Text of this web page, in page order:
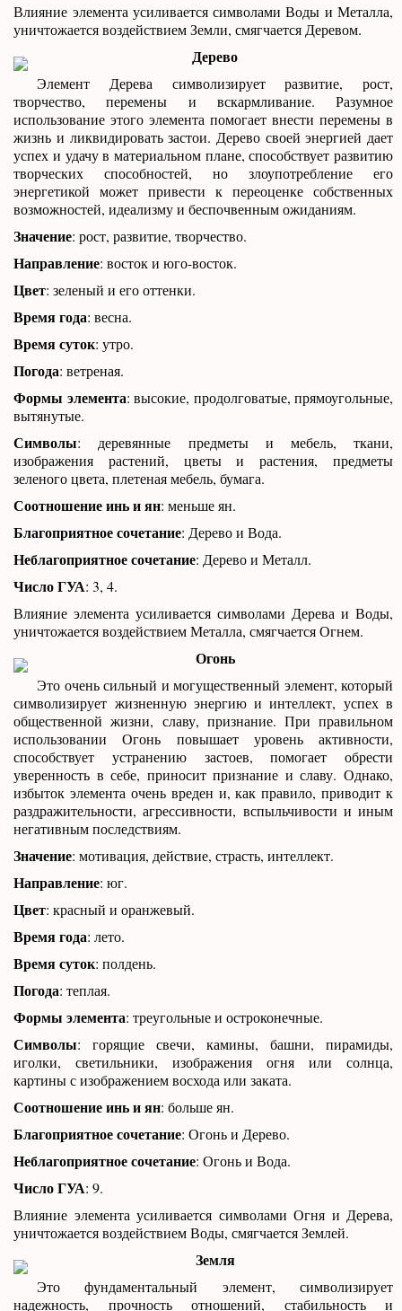
Влияние элемента усиливается символами Воды и Металла,
уничтожается воздействием Земли, смягчается Деревом.
Дерево
Элемент Дерева символизирует развитие, рост,
творчество, перемены и вскармливание. Разумное
использование этого элемента помогает внести перемены в
жизнь и ликвидировать застои. Дерево своей энергией дает
успех и удачу в материальном плане, способствует развитию
творческих способностей, но злоупотребление его
энергетикой может привести к переоценке собственных
возможностей, идеализму и беспочвенным ожиданиям.
Значение: рост, развитие, творчество.
Направление: восток и юго-восток.
Цвет: зеленый и его оттенки.
Время года: весна.
Время суток: утро.
Погода: ветреная.
Формы элемента: высокие, продолговатые, прямоугольные,
вытянутые.
Символы: деревянные предметы и мебель, ткани,
изображения растений, цветы и растения, предметы
зеленого цвета, плетеная мебель, бумага.
Соотношение инь и ян: меньше ян.
Благоприятное сочетание: Дерево и Вода.
Неблагоприятное сочетание: Дерево и Металл.
Число ГУА: 3, 4.
Влияние элемента усиливается символами Дерева и Воды,
уничтожается воздействием Металла, смягчается Огнем.
Огонь
Это очень сильный и могущественный элемент, который
символизирует жизненную энергию и интеллект, успех в
общественной жизни, славу, признание. При правильном
использовании Огонь повышает уровень активности,
способствует устранению застоев, помогает обрести
уверенность в себе, приносит признание и славу. Однако,
избыток элемента очень вреден и, как правило, приводит к
раздражительности, агрессивности, вспыльчивости и иным
негативным последствиям.
Значение: мотивация, действие, страсть, интеллект.
Направление: юг.
Цвет: красный и оранжевый.
Время года: лето.
Время суток: полдень.
Погода: теплая.
Формы элемента: треугольные и остроконечные.
Символы: горящие свечи, камины, башни, пирамиды,
иголки, светильники, изображения огня или солнца,
картины с изображением восхода или заката.
Соотношение инь и ян: больше ян.
Благоприятное сочетание: Огонь и Дерево.
Неблагоприятное сочетание: Огонь и Вода.
Число ГУА: 9.
Влияние элемента усиливается символами Огня и Дерева,
уничтожается воздействием Воды, смягчается Землей.
Земля
Это фундаментальный элемент, символизирует
надежность, прочность отношений, стабильность и